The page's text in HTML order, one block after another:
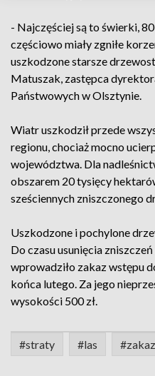
- Najczęściej są to świerki,
częściowo miały zgniłe
uszkodzone starsze
Matuszak, zastępca
Państwowych w Olsztynie.
Wiatr uszkodził przede
regionu, chociaż mocno
województwa. Dla
obszarem 20 tysięcy
sześciennych zniszczonego
Uszkodzone i pochylone
Do czasu usunięcia
wprowadziło zakaz wstępu
końca lutego. Za jego
wysokości 500 zł.
#straty #las